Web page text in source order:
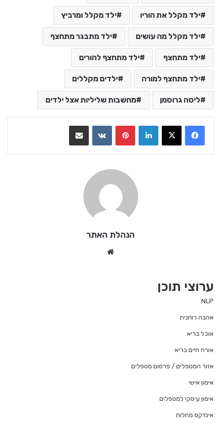
ילד מקלל את הוריו ילד מקלל ומרביץ
ילד מקלל מה עושים ילד מתבגר מתחצף
ילד מתחצף ילד מתחצף להורים
ילד מתחצף למורה ילדים מקללים
ליסה גרוסמן מחשבות שליליות אצל ילדים
LinkedIn
VKontakte
הנהלת האתר
ערוצי תוכן
NLP
אהבה רוחנית
אוכל בריא
אורח חיים בריא
אזור המטפלים / פרסום מטפלים
אימון אישי
אימון עיסקי למטפלים
אינדקס מחלות